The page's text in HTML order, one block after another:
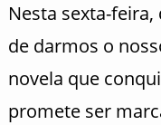
Nesta sexta-feira,
de darmos o
novela que
promete ser